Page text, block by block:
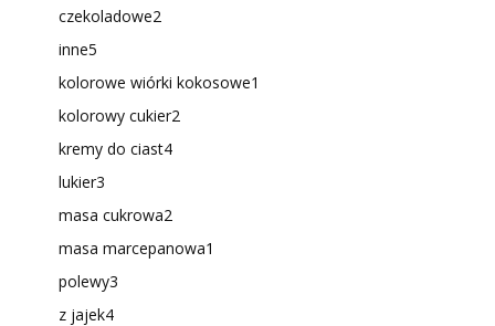
czekoladowe2
inne5
kolorowe wiórki kokosowe1
kolorowy cukier2
kremy do ciast4
lukier3
masa cukrowa2
masa marcepanowa1
polewy3
z jajek4